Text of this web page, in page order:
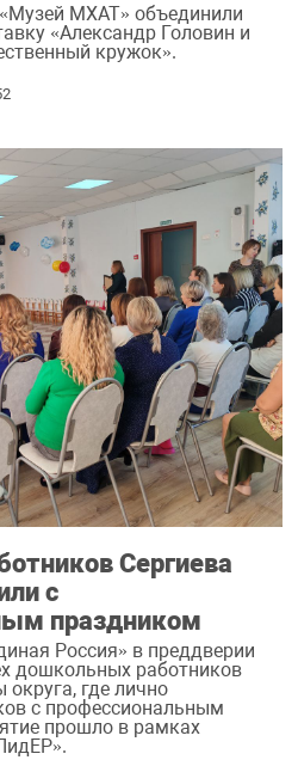
МХАТ» объединили
«Александр Головин и
кружок».
Сергиева
с
праздником
Россия» в преддверии
дошкольных работников
округа, где лично
с профессиональным
прошло в рамках